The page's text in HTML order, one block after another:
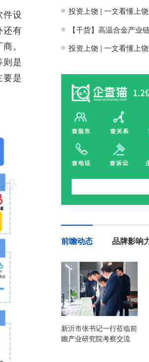
件设
还有
。
则是
要是
H 投资上饶 | 一文看懂上饶市铜基新
H 【干货】高温合金产业链
H 投资上饶 | 一文看懂上饶市光学元
前瞻动态 品牌影响
新沂市张书记一行莅临前
瞻产业研究院考察交流